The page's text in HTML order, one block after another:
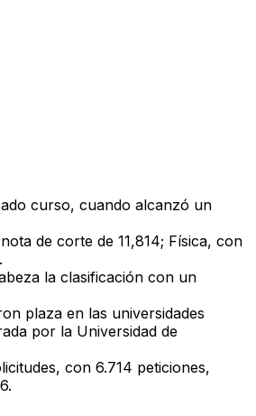
curso, cuando alcanzó un
de corte de 11,814; Física, con
la clasificación con un
plaza en las universidades
por la Universidad de
con 6.714 peticiones,